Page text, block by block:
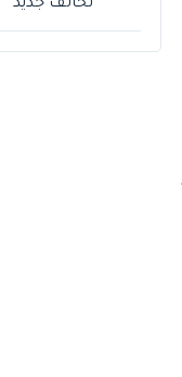
تحالف جديد